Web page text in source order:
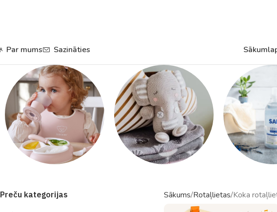
Par mums Sazināties
piederumi
Preču kategorijas Sākums Rotaļlietas Koka